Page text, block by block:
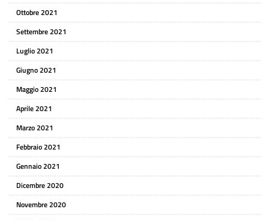
Ottobre 2021
Settembre 2021
Luglio 2021
Giugno 2021
Maggio 2021
Aprile 2021
Marzo 2021
Febbraio 2021
Gennaio 2021
Dicembre 2020
Novembre 2020